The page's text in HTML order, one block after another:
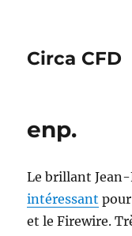
Circa CFD
enp.
Le brillant
intéressant
et le Firewire.